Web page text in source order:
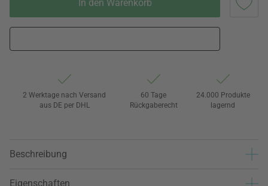
In den Warenkorb
2 Werktage nach Versand
aus DE per DHL
60 Tage
Rückgaberecht
24.000 Produkte
lagernd
Beschreibung
Eigenschaften